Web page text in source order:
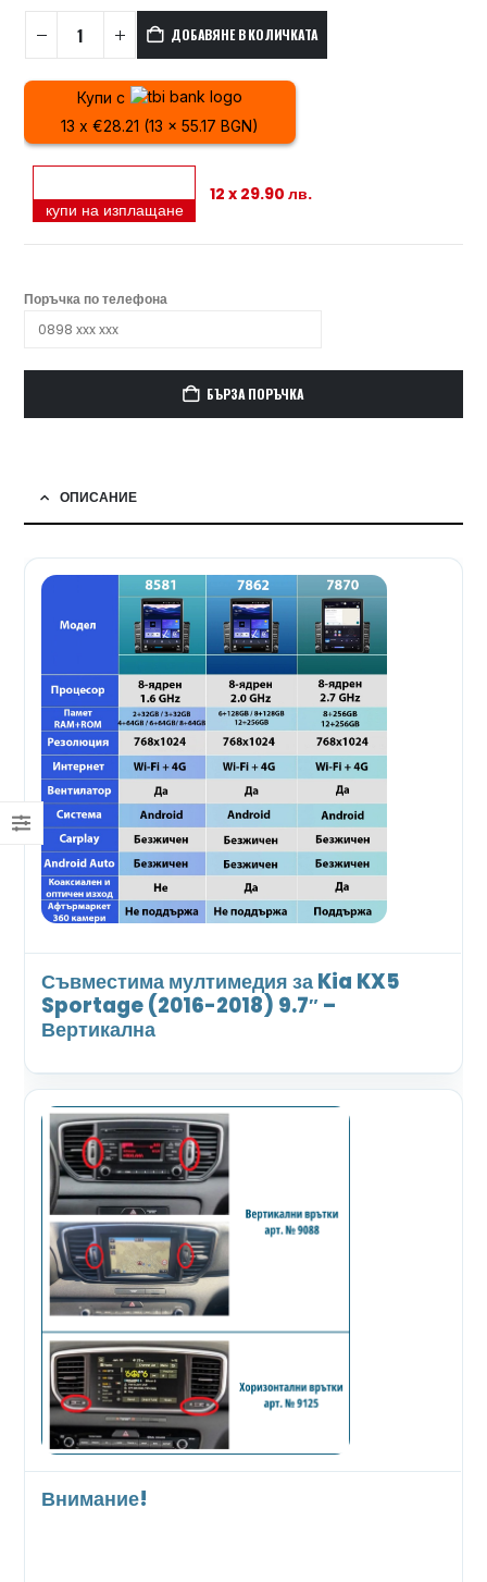
ДОБАВЯНЕ В КОЛИЧКАТА
Купи с
13 x €28.21 (13 x 55.17 BGN)
купи на изплащане
12 x 29.90 лв.
Поръчка по телефона
БЪРЗА ПОРЪЧКА
ОПИСАНИЕ
Съвместима мултимедия за Kia KX5
Sportage (2016-2018) 9.7″ –
Вертикална
Внимание!